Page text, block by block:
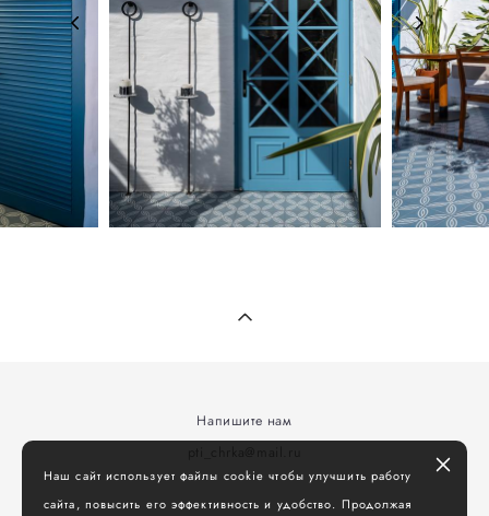
Напишите нам
Наш сайт использует файлы cookie чтобы улучшить работу
сайта, повысить его эффективность и удобство. Продолжая